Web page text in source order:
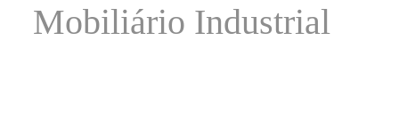
Mobiliário Industrial